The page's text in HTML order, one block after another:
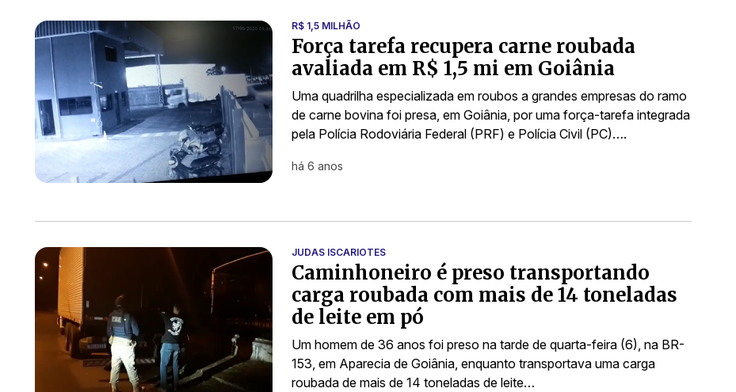
R$ 1,5 MILHÃO
Força tarefa recupera carne roubada
avaliada em R$ 1,5 mi em Goiânia
Uma quadrilha especializada em roubos a grandes empresas do ramo
de carne bovina foi presa, em Goiânia, por uma força-tarefa integrada
pela Polícia Rodoviária Federal (PRF) e Polícia Civil (PC)….
há 6 anos
JUDAS ISCARIOTES
Caminhoneiro é preso transportando
carga roubada com mais de 14 toneladas
de leite em pó
Um homem de 36 anos foi preso na tarde de quarta-feira (6), na BR-
153, em Aparecia de Goiânia, enquanto transportava uma carga
roubada de mais de 14 toneladas de leite…